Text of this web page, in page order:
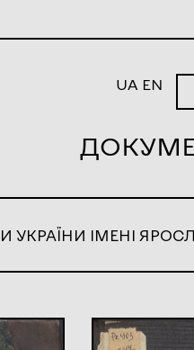
UA EN
УКРАЇНИ ІМЕНІ